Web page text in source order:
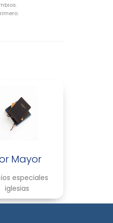
Mayor
especiales
iglesias